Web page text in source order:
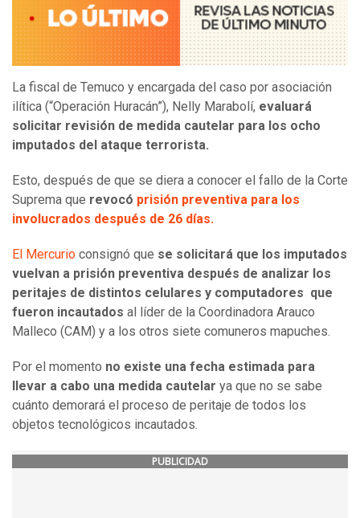
La fiscal de Temuco y encargada del caso por asociación
ilítica (“Operación Huracán”), Nelly Marabolí, evaluará
solicitar revisión de medida cautelar para los ocho
imputados del ataque terrorista.
Esto, después de que se diera a conocer el fallo de la Corte
Suprema que revocó prisión preventiva para los
involucrados después de 26 días.
El Mercurio consignó que se solicitará que los imputados
vuelvan a prisión preventiva después de analizar los
peritajes de distintos celulares y computadores que
fueron incautados al líder de la Coordinadora Arauco
Malleco (CAM) y a los otros siete comuneros mapuches.
Por el momento no existe una fecha estimada para
llevar a cabo una medida cautelar ya que no se sabe
cuánto demorará el proceso de peritaje de todos los
objetos tecnológicos incautados.
PUBLICIDAD